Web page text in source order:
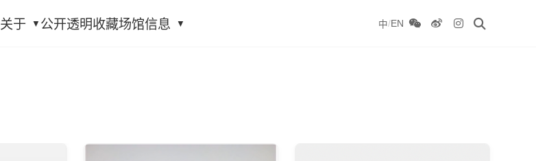
关于 公开透明收藏场馆信息 中/EN